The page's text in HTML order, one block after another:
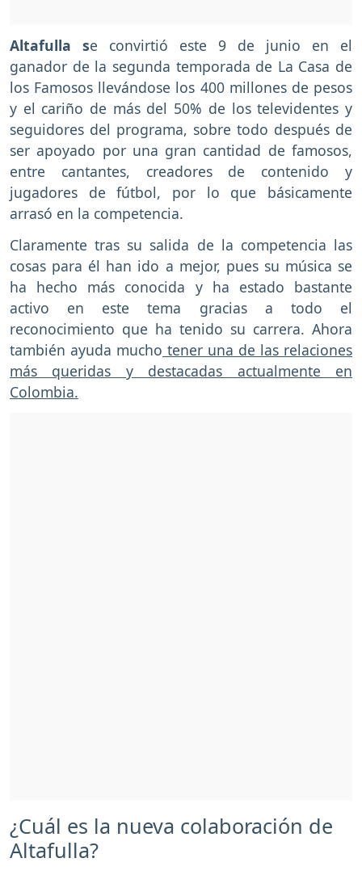
Altafulla se convirtió este 9 de junio en el
ganador de la segunda temporada de La Casa de
los Famosos llevándose los 400 millones de pesos
y el cariño de más del 50% de los televidentes y
seguidores del programa, sobre todo después de
ser apoyado por una gran cantidad de famosos,
entre cantantes, creadores de contenido y
jugadores de fútbol, por lo que básicamente
arrasó en la competencia.
Claramente tras su salida de la competencia las
cosas para él han ido a mejor, pues su música se
ha hecho más conocida y ha estado bastante
activo en este tema gracias a todo el
reconocimiento que ha tenido su carrera. Ahora
también ayuda mucho tener una de las relaciones
más queridas y destacadas actualmente en
Colombia.
¿Cuál es la nueva colaboración de
Altafulla?